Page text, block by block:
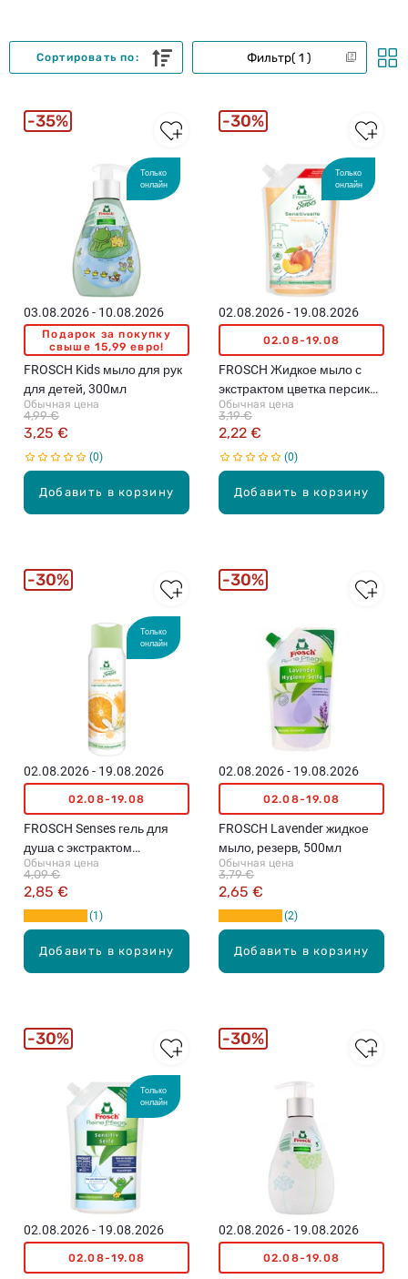
Фильтр 1
Сортировать по:
Только
онлайн
Добавить в корзину
03.08.2026 - 10.08.2026
Подарок за покупку
свыше 15,99 евро!
FROSCH Kids мыло для рук
для детей, 300мл
Обычная цена
3,25 €
4,99 €
0
35%
Только
онлайн
Добавить в корзину
02.08.2026 - 19.08.2026
02.08-19.08
FROSCH Жидкое мыло с
экстрактом цветка персика,
резерв, 500мл
Обычная цена
2,22 €
3,19 €
0
30%
Только
онлайн
Добавить в корзину
02.08.2026 - 19.08.2026
02.08-19.08
FROSCH Senses гель для
душа с экстрактом
апельсина, 300мл
Обычная цена
2,85 €
4,09 €
1
30%
Добавить в корзину
02.08.2026 - 19.08.2026
02.08-19.08
FROSCH Lavender жидкое
мыло, резерв, 500мл
Обычная цена
2,65 €
3,79 €
2
30%
Только
онлайн
02.08.2026 - 19.08.2026
02.08-19.08
30%
02.08.2026 - 19.08.2026
02.08-19.08
30%